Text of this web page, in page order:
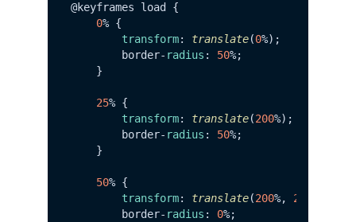
@keyframes load {
0% {
transform: translate(0%);
        border-
radius : 50%;
    }
25% {
transform: translate(200%);
        border-
radius : 50%;
    }
50% {
transform: translate(200%, 200
        border-
radius : 0%;